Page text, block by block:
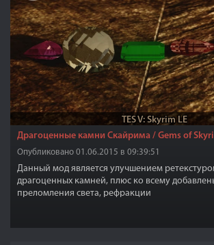
TES V: Skyrim LE
Драгоценные камни Скайрима / Gems of
Опубликовано 01.06.2015 в 09:39:51
Данный мод является улучшением
драгоценных камней, плюс ко всему
преломления света, рефракции